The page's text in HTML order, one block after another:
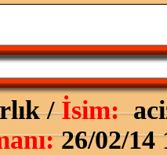
/İsim:
26/02/14